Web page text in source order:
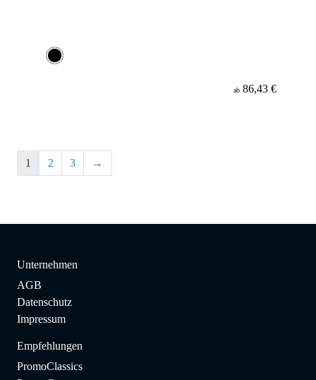
ab 86,43 €
1 2 3 →
Unternehmen
AGB
Datenschutz
Impressum
Empfehlungen
PromoClassics